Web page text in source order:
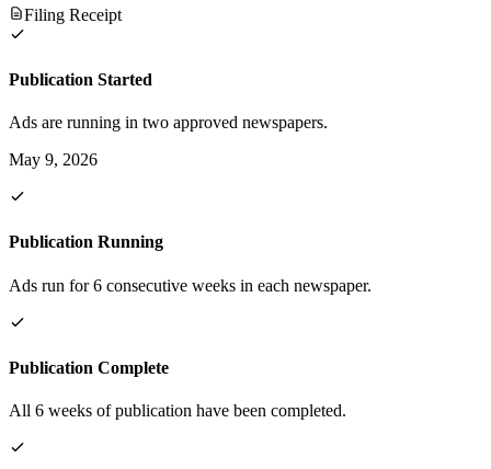
Filing Receipt
Publication Started
Ads are running in two approved newspapers.
May 9, 2026
Publication Running
Ads run for 6 consecutive weeks in each newspaper.
Publication Complete
All 6 weeks of publication have been completed.